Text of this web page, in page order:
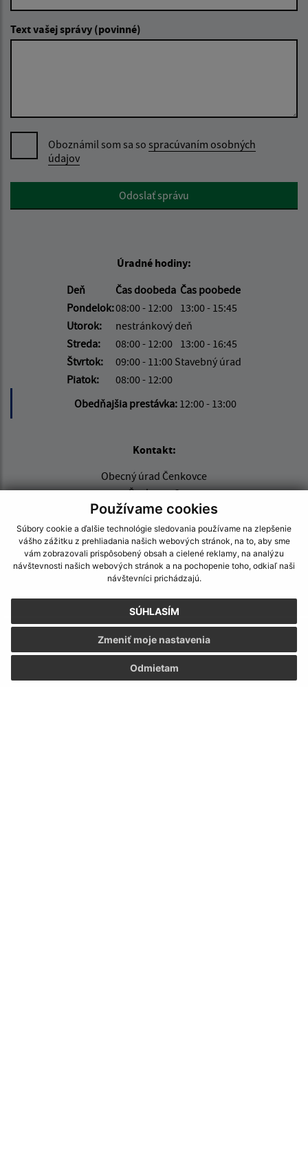
Používame cookies
Súbory cookie a ďalšie technológie sledovania používame na zlepšenie
vášho zážitku z prehliadania našich webových stránok, na to, aby sme
vám zobrazovali prispôsobený obsah a cielené reklamy, na analýzu
návštevnosti našich webových stránok a na pochopenie toho, odkiaľ naši
návštevníci prichádzajú.
SÚHLASÍM
Odmietam
Zmeniť moje nastavenia
Text vašej správy (povinné)
Oboznámil som sa so spracúvaním osobných
údajov
Google reCaptcha ResponseOdoslať správu
Úradné hodiny:
Deň
Čas doobeda Čas poobede
Pondelok:08:00 - 12:00 13:00 - 15:45
Utorok:
nestránkový deň
Streda:
08:00 - 12:00 13:00 - 16:45
Štvrtok:
09:00 - 11:00 Stavebný úrad
Piatok:
08:00 - 12:00
Obedňajšia prestávka: 12:00 - 13:00
Kontakt:
Obecný úrad Čenkovce
Čenkovce 2
930 39 Zlaté Klasy
info@cenkovce.sk
+421 31 56 92 710
IČO: 31871224